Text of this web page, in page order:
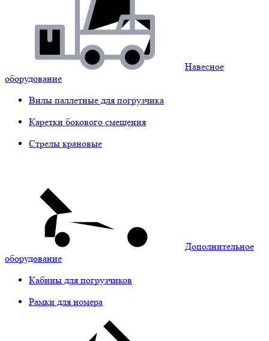
Навесное
оборудование
Вилы паллетные для погрузчика
Каретки бокового смещения
Стрелы крановые
Дополнительное
оборудование
Кабины для погрузчиков
Рамки для номера